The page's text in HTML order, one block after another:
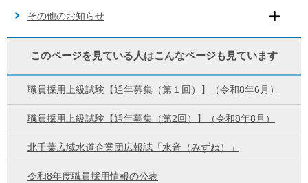
その他のお知らせ
このページを見ている人はこんなページも見ています
職員採用上級試験【通年募集（第１回）】（令和8年6月）
職員採用上級試験【通年募集（第2回）】（令和8年8月）
北千葉広域水道企業団広報誌「水音（みずね）」
令和8年度職員採用情報の公表